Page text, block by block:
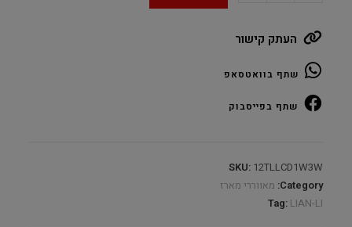
UNI
LCD
White
Wireless
RGB
quantity
העתק קישור
שתף בוואטסאפ
שתף בפייסבוק
SKU: 12TLLCD1W3W
Category: מאווררי מארז
Tag: LIAN-LI